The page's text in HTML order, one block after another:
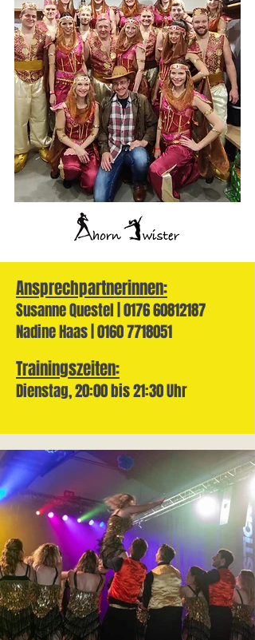
Ansprechpartnerinnen:
Susanne Questel | 0176 60812187
Nadine Haas | 0160 7718051
Trainingszeiten:
Dienstag, 20:00 bis 21:30 Uhr